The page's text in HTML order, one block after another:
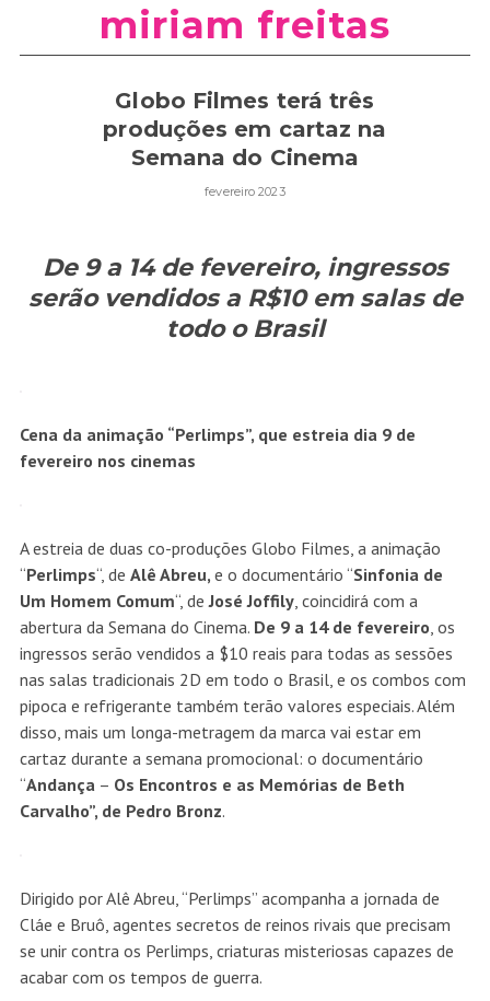
miriam freitas
Globo Filmes terá três
produções em cartaz na
Semana do Cinema
fevereiro 2023
De 9 a 14 de fevereiro, ingressos
serão vendidos a R$10 em salas de
todo o Brasil
Cena da animação “Perlimps”, que estreia dia 9 de
fevereiro nos cinemas
A estreia de duas co-produções Globo Filmes, a animação
“Perlimps“, de Alê Abreu, e o documentário “Sinfonia de
Um Homem Comum“, deJosé Joffily, coincidirá com a
abertura da Semana do Cinema. De 9 a 14 de fevereiro , os
ingressos serão vendidos a $10 reais para todas as sessões
nas salas tradicionais 2D em todo o Brasil, e os combos com
pipoca e refrigerante também terão valores especiais. Além
disso, mais um longa-metragem da marca vai estar em
cartaz durante a semana promocional: o documentário
“Andança – Os Encontros e as Memórias de Beth
Carvalho”, de Pedro Bronz.
Dirigido por Alê Abreu, “Perlimps” acompanha a jornada de
Cláe e Bruô, agentes secretos de reinos rivais que precisam
se unir contra os Perlimps, criaturas misteriosas capazes de
acabar com os tempos de guerra.